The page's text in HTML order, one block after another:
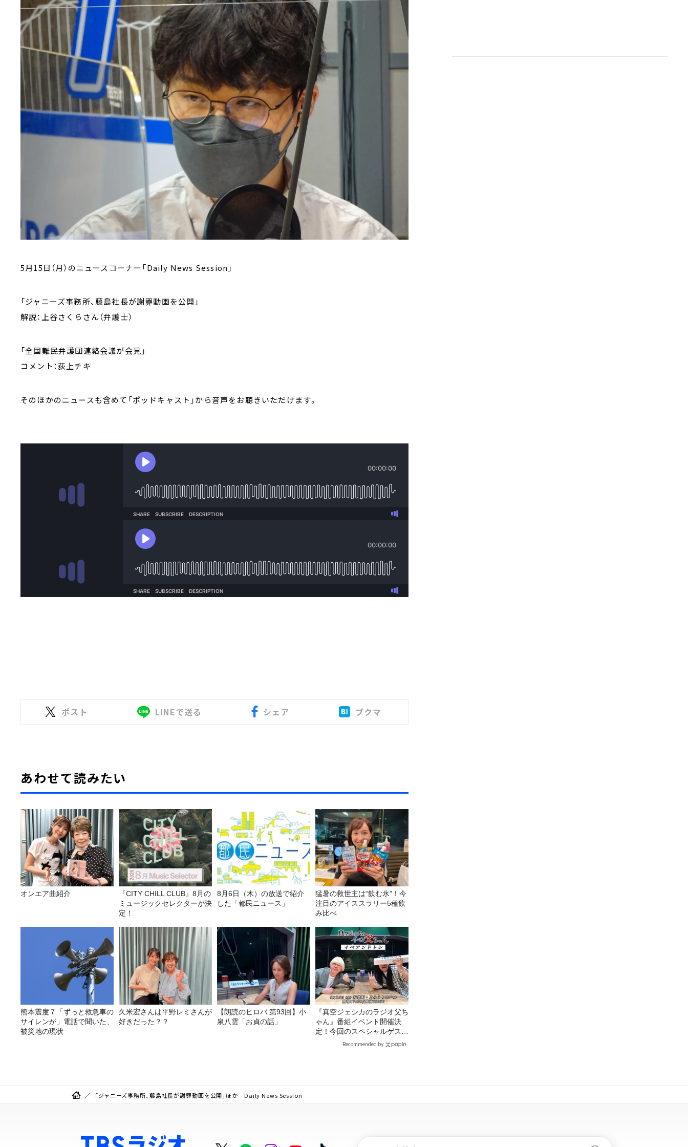
5月15日（月）のニュースコーナー「Daily News Session」
「ジャニーズ事務所、藤島社長が謝罪動画を公開」
解説：上谷さくらさん（弁護士）
「全国難民弁護団連絡会議が会見」
コメント：荻上チキ
そのほかのニュースも含めて「ポッドキャスト」から音声をお聴きいただけます。
ポスト LINEで送る シェア ブクマ
あわせて読みたい
オンエア曲紹介
『CITY CHILL CLUB』8月の
ミュージックセレクターが決
定！
8月6日（木）の放送で紹介
した「都民ニュース」
猛暑の救世主は“飲む氷”！今
注目のアイススラリー5種飲
み比べ
熊本震度７「ずっと救急車の
サイレンが」電話で聞いた、
被災地の現状
久米宏さんは平野レミさんが
好きだった？？
【朗読のヒロバ 第93回】小
泉八雲「お貞の話」
『真空ジェシカのラジオ父ち
ゃん』番組イベント開催決
定！今回のスペシャルゲスト
は、タカアンドトシ！
Recommended by
「ジャニーズ事務所、藤島社長が謝罪動画を公開」ほか Daily News Session